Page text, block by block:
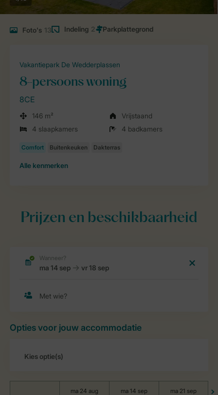
Foto's 13 Indeling 2
Vakantiepark De Wedderplassen
8-persoons woning
8CE
146 m²
Vrijstaand
4 slaapkamers
4 badkamers
Alle kenmerken
Prijzen en beschikbaarheid
Opties voor jouw accommodatie
ma 24 aug ma 14 sep ma 21 sep